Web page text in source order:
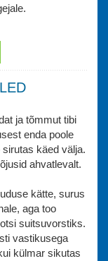
ja tõmmut tibi
enda poole
käed välja.
ahvatlevalt.
kätte, surus
aga too
suitsuvorstiks.
vastikusega
külmar sikutas